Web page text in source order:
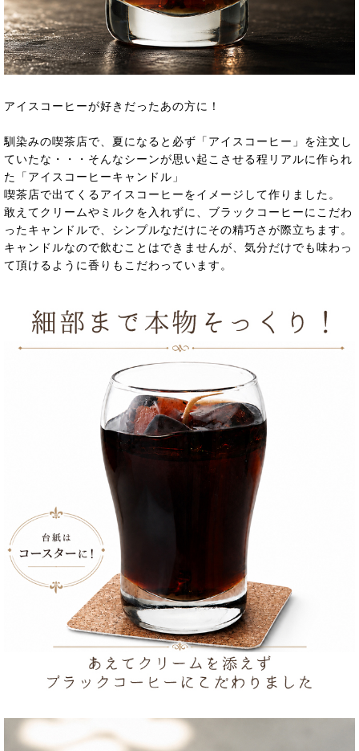
アイスコーヒーが好きだったあの方に！
馴染みの喫茶店で、夏になると必ず「アイスコーヒー」を注文し
ていたな・・・そんなシーンが思い起こさせる程リアルに作られ
た「アイスコーヒーキャンドル」
喫茶店で出てくるアイスコーヒーをイメージして作りました。
敢えてクリームやミルクを入れずに、ブラックコーヒーにこだわ
ったキャンドルで、シンプルなだけにその精巧さが際立ちます。
キャンドルなので飲むことはできませんが、気分だけでも味わっ
て頂けるように香りもこだわっています。